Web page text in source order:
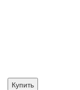
Купить